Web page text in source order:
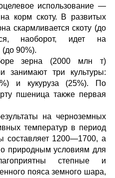
использование —
корм скоту. В развитых
скармливается скоту (до
наоборот, идет на
90%).
зерна (2000 млн т)
занимают три культуры:
и кукуруза (25%). По
пшеница также первая
на черноземных
температур в период
составляет 1200—1700, а
условиям для
степные и
пояса земного шара,